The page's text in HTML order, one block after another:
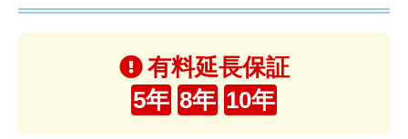
有料延長保証
5年 8年 10年